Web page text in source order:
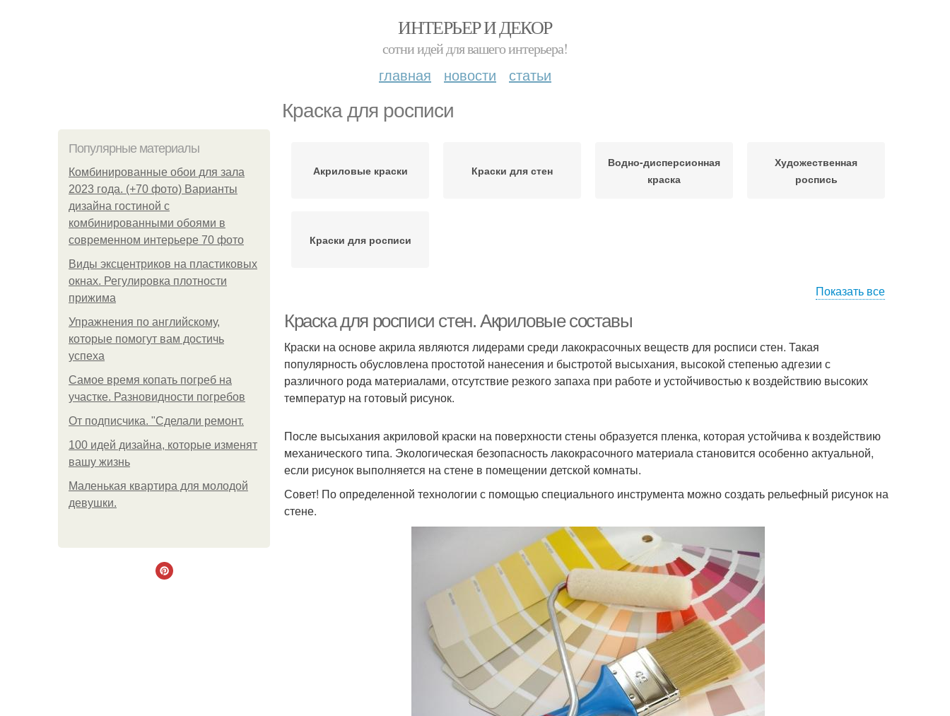
ИНТЕРЬЕР И ДЕКОР
сотни идей для вашего интерьера!
главная новости статьи
Краска для росписи
Популярные материалы
Комбинированные обои для зала
2023 года. (+70 фото) Варианты
дизайна гостиной с
комбинированными обоями в
современном интерьере 70 фото
Виды эксцентриков на пластиковых
окнах. Регулировка плотности
прижима
Упражнения по английскому,
которые помогут вам достичь
успеха
Самое время копать погреб на
участке. Разновидности погребов
От подписчика. "Сделали ремонт.
100 идей дизайна, которые изменят
вашу жизнь
Маленькая квартира для молодой
девушки.
Акриловые краски Краски для стен
Водно-дисперсионная
краска
Художественная
роспись
Краски для росписи
Показать все
Краска для росписи стен. Акриловые составы
Краски на основе акрила являются лидерами среди лакокрасочных веществ для росписи стен. Такая
популярность обусловлена простотой нанесения и быстротой высыхания, высокой степенью адгезии с
различного рода материалами, отсутствие резкого запаха при работе и устойчивостью к воздействию высоких
температур на готовый рисунок.
После высыхания акриловой краски на поверхности стены образуется пленка, которая устойчива к воздействию
механического типа. Экологическая безопасность лакокрасочного материала становится особенно актуальной,
если рисунок выполняется на стене в помещении детской комнаты.
Совет! По определенной технологии с помощью специального инструмента можно создать рельефный рисунок на
стене.